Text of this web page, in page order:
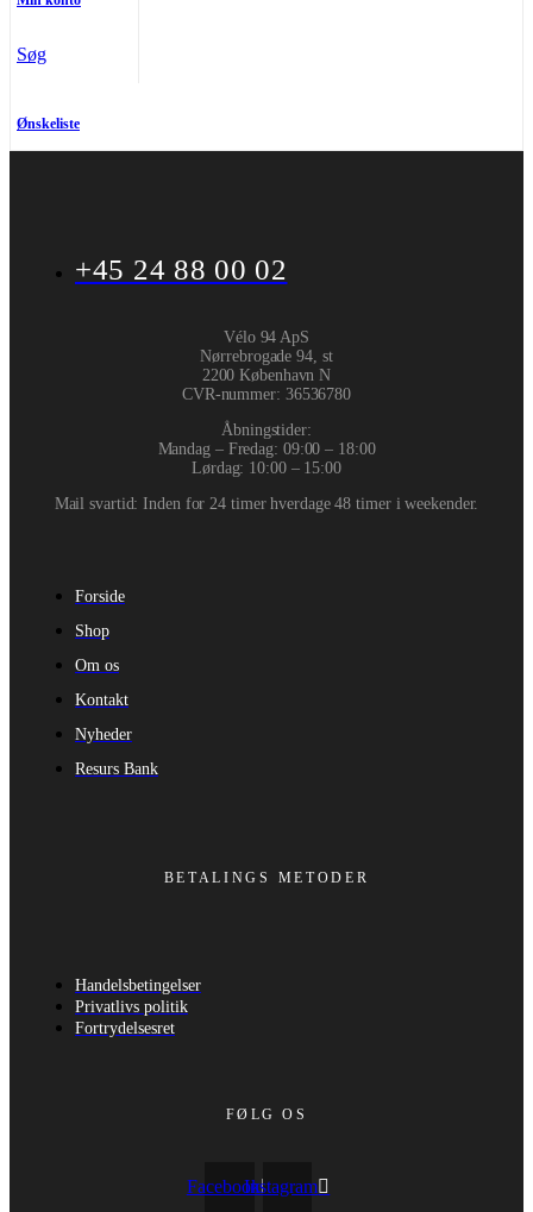
Søg
Ønskeliste
+45 24 88 00 02
Vélo 94 ApS
Nørrebrogade 94, st
2200 København N
CVR-nummer: 36536780
Åbningstider:
Mandag – Fredag: 09:00 – 18:00
Lørdag: 10:00 – 15:00
Mail svartid: Inden for 24 timer hverdage 48 timer i weekender.
Forside
Shop
Om os
Kontakt
Nyheder
Resurs Bank
BETALINGS METODER
Handelsbetingelser
Privatlivs politik
Fortrydelsesret
FØLG OS
FacebookInstagram